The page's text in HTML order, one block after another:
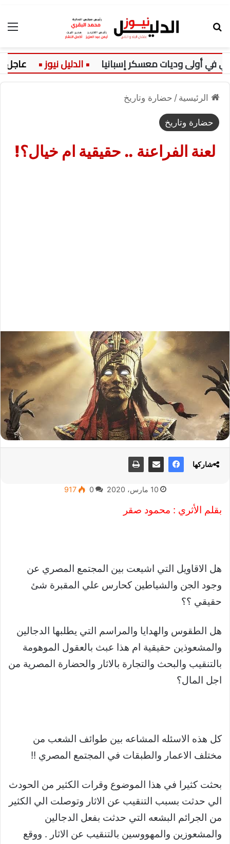
أولى وديات معسكر إسبانيا عاجل:
الرئيسية / حضارة وتاريخ
حضارة وتاريخ
لعنة الفراعنة .. حقيقية ام خيال؟!
10 مارس، 2020 0
917
بقلم الأثري : محمود صقر
هل الاقاويل التي اشيعت بين المجتمع المصري عن
وجود الجن والشياطين كحارس علي المقبرة شئ
حقيقي ؟؟
هل الطقوس والهدايا والمراسم التي يطلبها الدجالين
والمشعوذين حقيقية ام هذا عبث بالعقول الموهومة
بالتنقيب والبحث والتجارة بالاثار والحضارة المصرية من
اجل المال؟
كل هذه الاسئله المشاعه بين طوائف الشعب من
مختلف الاعمار والطبقات في المجتمع المصري !!
بحثت كثيرا في هذا الموضوع وقرات الكثير من الحودث
الي حدثت بسبب التنقيب عن الاثار وتوصلت الي الكثير
من الجرائم البشعه التي حدثت بفعل الدجالين
والمشعوزين والمهووسين بالتنقيب عن الاثار . ووقع
شاركها